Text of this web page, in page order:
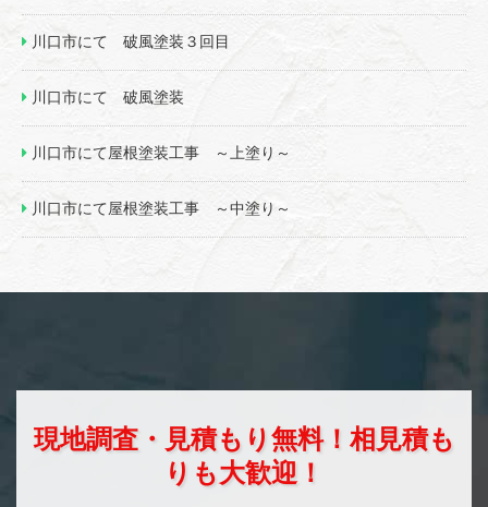
川口市にて 破風塗装３回目
川口市にて 破風塗装
川口市にて屋根塗装工事 ～上塗り～
川口市にて屋根塗装工事 ～中塗り～
現地調査・見積もり無料！相見積も
りも大歓迎！